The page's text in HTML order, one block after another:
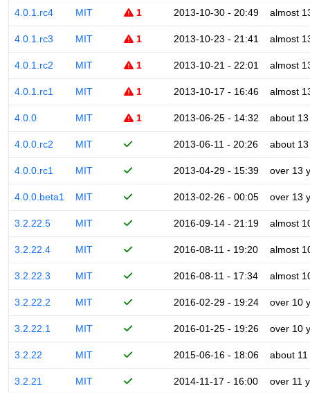
4.0.1.rc4 MIT 1 2013-10-30 - 20:49 almost
4.0.1.rc3 MIT 1 2013-10-23 - 21:41 almost
4.0.1.rc2 MIT 1 2013-10-21 - 22:01 almost
4.0.1.rc1 MIT 1 2013-10-17 - 16:46 almost
4.0.0 MIT 1 2013-06-25 - 14:32 about
4.0.0.rc2 MIT 2013-06-11 - 20:26 about
4.0.0.rc1 MIT 2013-04-29 - 15:39 over 13
4.0.0.beta1 MIT 2013-02-26 - 00:05 over 13
3.2.22.5 MIT 2016-09-14 - 21:19 almost
3.2.22.4 MIT 2016-08-11 - 19:20 almost
3.2.22.3 MIT 2016-08-11 - 17:34 almost
3.2.22.2 MIT 2016-02-29 - 19:24 over 10
3.2.22.1 MIT 2016-01-25 - 19:26 over 10
3.2.22 MIT 2015-06-16 - 18:06 about
3.2.21 MIT 2014-11-17 - 16:00 over 11